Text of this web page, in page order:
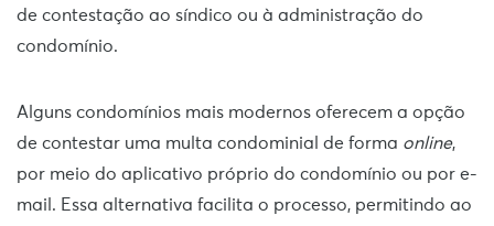
de contestação ao síndico ou à administração do
condomínio.
Alguns condomínios mais modernos oferecem a opção
de contestar uma multa condominial de forma online,
por meio do aplicativo próprio do condomínio ou por e-
mail. Essa alternativa facilita o processo, permitindo ao